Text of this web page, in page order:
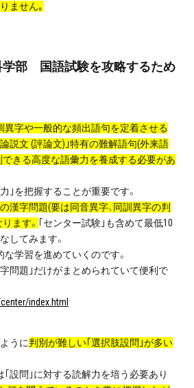
ません｡
学部 国語試験を攻略するため
異字や一般的な頻出語句を定着させる
説文 (評論文)｣特有の難解語句(外来語
きる高度な語彙力を養成する必要があ
｣を把握することが重要です。
漢字問題(要は同音異字、同訓異字の判
ます。
｢センター試験｣も含めて最低10
してみます。
な学習を進めていくのです。
問題｣だけがまとめられていて便利で
index.html
うに判別が難しい｢選択肢設問｣が多い
｢設問｣に対する読解力を培う必要あり